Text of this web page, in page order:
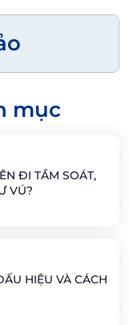
mục
ĐI TẦM SOÁT,
VÚ?
HIỆU VÀ CÁCH